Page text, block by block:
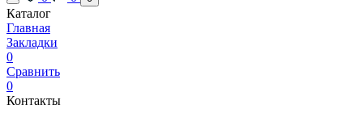
Каталог
Главная
Закладки
0
Сравнить
0
Контакты